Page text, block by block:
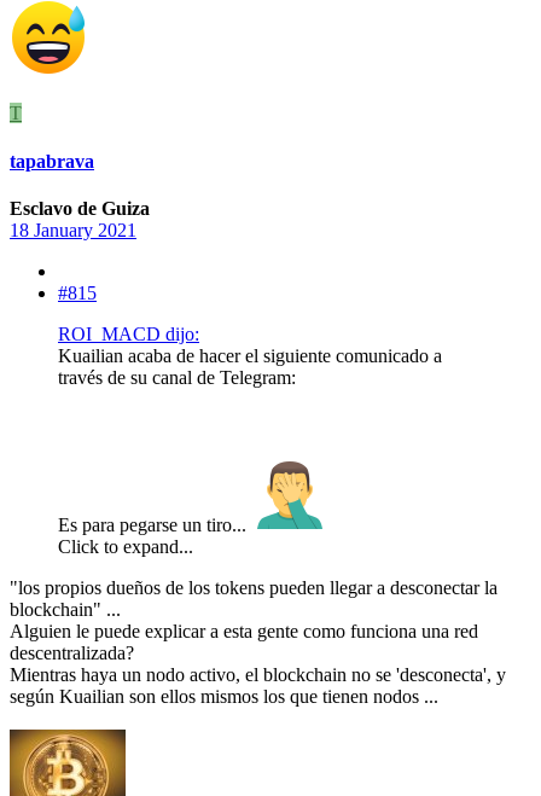
T
tapabrava
Esclavo de Guiza
18 January 2021
#815
ROI_MACD dijo:
Kuailian acaba de hacer el siguiente comunicado a
través de su canal de Telegram:
Es para pegarse un tiro...
Click to expand...
"los propios dueños de los tokens pueden llegar a desconectar la
blockchain" ...
Alguien le puede explicar a esta gente como funciona una red
descentralizada?
Mientras haya un nodo activo, el blockchain no se 'desconecta', y
según Kuailian son ellos mismos los que tienen nodos ...